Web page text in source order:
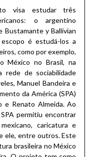
visa estudar três
o argentino
Bustamante y Ballívian
é estudá-los a
como por exemplo,
México no Brasil, na
rede de sociabilidade
Manuel Bandeira e
da América (SPA)
e Renato Almeida. Ao
permitiu encontrar
caricatura e
ele, entre outros. Este
brasileira no México